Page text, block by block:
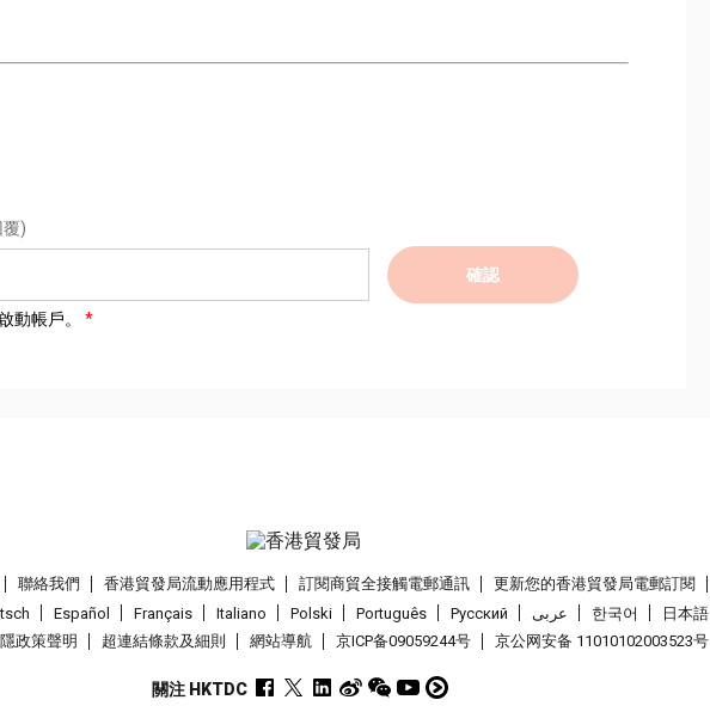
)
確認
動帳戶。
聯絡我們 香港貿發局流動應用程式 訂閱商貿全接觸電郵通訊 更新您的香港貿發局電郵訂閱
Español Français Italiano Polski Português Pусский عربى 한국어
日本語
政策聲明 超連結條款及細則 網站導航 京ICP备09059244号 京公网安备 11010102003523号
關注 HKTDC